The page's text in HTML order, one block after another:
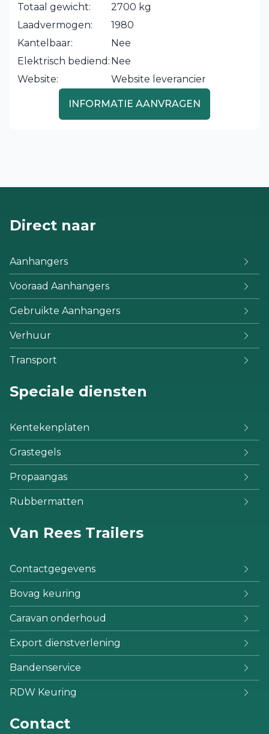
Totaal gewicht:
2700 kg
Laadvermogen:
1980
Kantelbaar:
Nee
Elektrisch bediend: Nee
Website:
Website leverancier
INFORMATIE AANVRAGEN
Direct naar
Aanhangers
Vooraad Aanhangers
Gebruikte Aanhangers
Verhuur
Transport
Speciale diensten
Kentekenplaten
Grastegels
Propaangas
Rubbermatten
Van Rees Trailers
Contactgegevens
Bovag keuring
Caravan onderhoud
Export dienstverlening
Bandenservice
RDW Keuring
Contact